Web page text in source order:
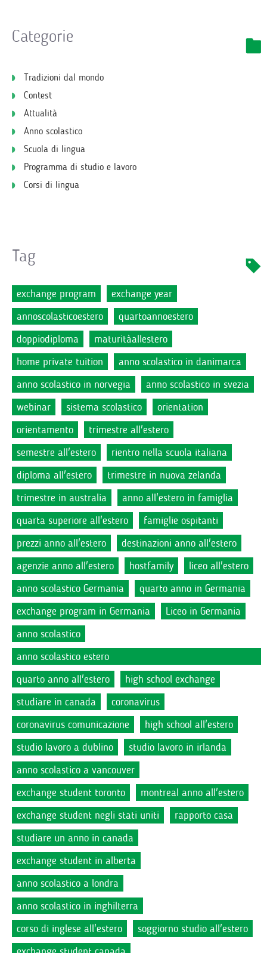
Categorie
Tradizioni dal mondo
Contest
Attualità
Anno scolastico
Scuola di lingua
Programma di studio e lavoro
Corsi di lingua
Tag
exchange program
exchange year
annoscolasticoestero
quartoannoestero
doppiodiploma
maturitàallestero
home private tuition
anno scolastico in danimarca
anno scolastico in norvegia
anno scolastico in svezia
webinar
sistema scolastico
orientation
orientamento
trimestre all'estero
semestre all'estero
rientro nella scuola italiana
diploma all'estero
trimestre in nuova zelanda
trimestre in australia
anno all'estero in famiglia
quarta superiore all'estero
famiglie ospitanti
prezzi anno all'estero
destinazioni anno all'estero
agenzie anno all'estero
hostfamily
liceo all'estero
anno scolastico Germania
quarto anno in Germania
exchange program in Germania
Liceo in Germania
anno scolastico
anno scolastico estero
quarto anno all'estero
high school exchange
studiare in canada
coronavirus
coronavirus comunicazione
high school all'estero
studio lavoro a dublino
studio lavoro in irlanda
anno scolastico a vancouver
exchange student toronto
montreal anno all'estero
exchange student negli stati uniti
rapporto casa
studiare un anno in canada
exchange student in alberta
anno scolastico a londra
anno scolastico in inghilterra
corso di inglese all'estero
soggiorno studio all'estero